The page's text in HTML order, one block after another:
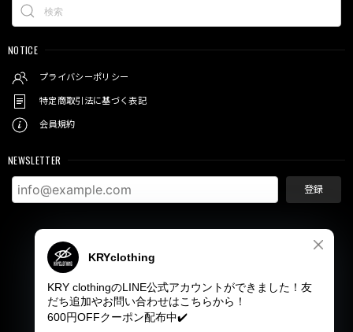
NOTICE
プライバシーポリシー
特定商取引法に基づく表記
会員規約
NEWSLETTER
登録
© KRY clothing